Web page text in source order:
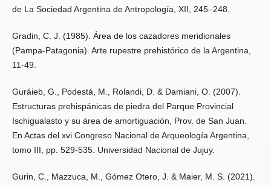
de La Sociedad Argentina de Antropología, XII, 245–248.
Gradin, C. J. (1985). Área de los cazadores meridionales
(Pampa-Patagonia). Arte rupestre prehistórico de la Argentina,
11-49.
Guráieb, G., Podestá, M., Rolandi, D. & Damiani, O. (2007).
Estructuras prehispánicas de piedra del Parque Provincial
Ischigualasto y su área de amortiguación, Prov. de San Juan.
En Actas del xvi Congreso Nacional de Arqueología Argentina,
tomo III, pp. 529-535. Universidad Nacional de Jujuy.
Gurin, C., Mazzuca, M., Gómez Otero, J. & Maier, M. S. (2021).